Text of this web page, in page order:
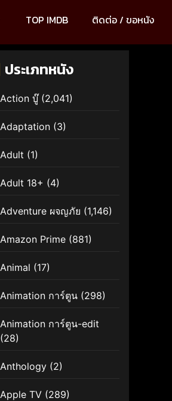
TOP IMDB ติดต่อ / ขอหนัง
ประเภทหนัง
Action บู๊(2,041)
Adaptation (3)
Adult (1)
Adult 18+ (4)
Adventure ผจญภัย (1,146)
Amazon Prime (881)
Animal (17)
Animation การ์ตูน (298)
Animation การ์ตูน-edit
(28)
Anthology (2)
Apple TV (289)